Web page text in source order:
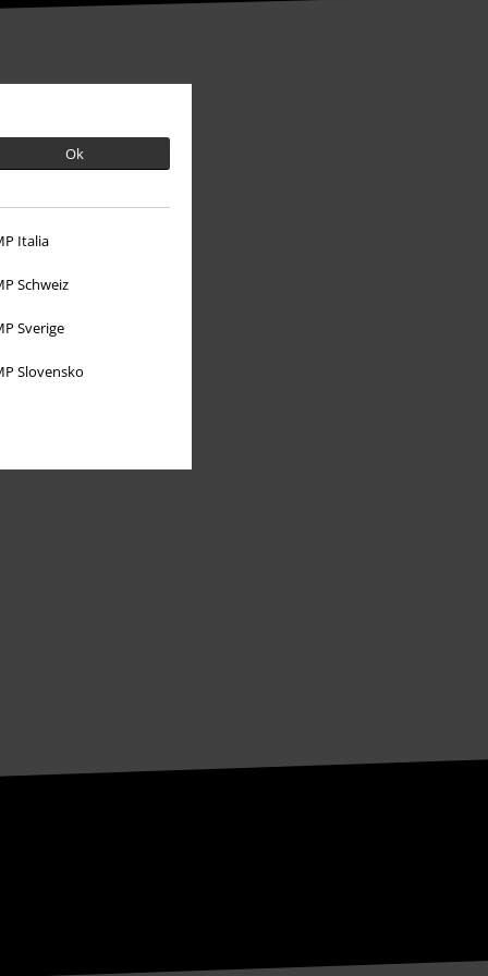
Ok
Italia
Schweiz
Sverige
Slovensko
Mere EMP